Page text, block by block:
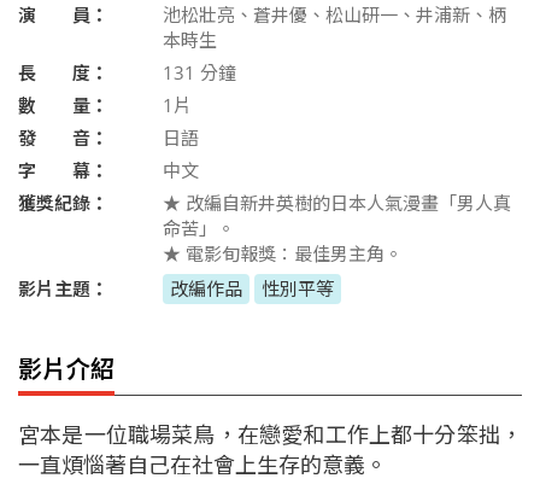
演 員：
池松壯亮、蒼井優、松山研一、井浦新、柄
本時生
長 度：
131 分鐘
數 量：
1片
發 音：
日語
字 幕：
中文
獲獎紀錄：
★ 改編自新井英樹的日本人氣漫畫「男人真
命苦」。
★ 電影旬報獎：最佳男主角。
影片主題：
改編作品 性別平等
影片介紹
宮本是一位職場菜鳥，在戀愛和工作上都十分笨拙，
一直煩惱著自己在社會上生存的意義。